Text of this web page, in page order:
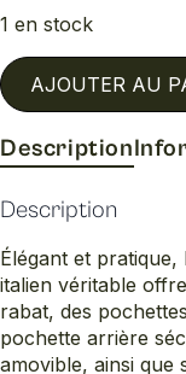
1 en stock
AJOUTER AU
Description
Description
Élégant et
italien véritable
rabat, des
pochette arrière
amovible, ainsi que